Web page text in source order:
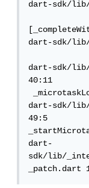
dart-sdk/
dart-sdk/
dart-sdk/lib/
dart-sdk/lib/
dart-
sdk/lib/